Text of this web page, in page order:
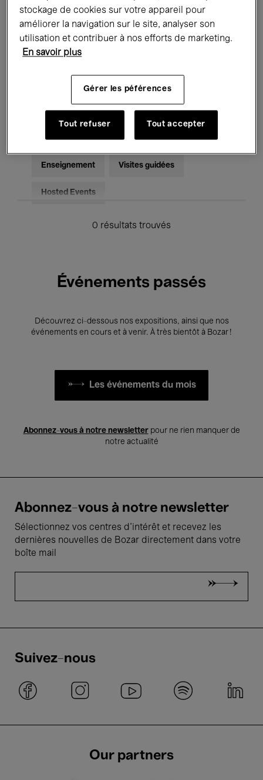
Expositions Films Performances
Rencontres & Débats Jazz
Musique électronique
Pour tous Kids’ Palace
Enseignement Visites guidées
Hosted Events
0 résultats trouvés
Événements passés
Découvrez ci-dessous nos expositions, ainsi que nos
événements en cours et à venir. À très bientôt à Bozar !
Les événements du mois
Abonnez-vous à notre newsletterpour ne rien manquer de
notre actualité
Abonnez-vous à notre newsletter
Sélectionnez vos centres d'intérêt et recevez les
dernières nouvelles de Bozar directement dans votre
boîte mail
Suivez-nous
Our partners
stockage de cookies sur votre appareil pour
améliorer la navigation sur le site, analyser son
utilisation et contribuer à nos efforts de marketing.
En savoir plus
Gérer les péférences
Tout refuser Tout accepter